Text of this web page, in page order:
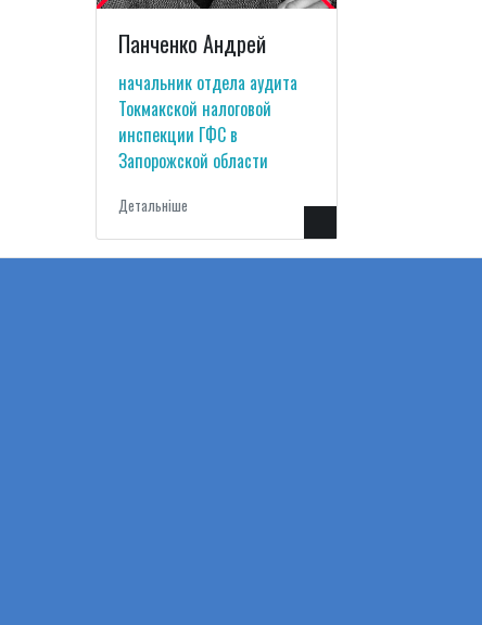
Панченко Андрей
начальник отдела аудита
Токмакской налоговой
инспекции ГФС в
Запорожской области
Детальнiше